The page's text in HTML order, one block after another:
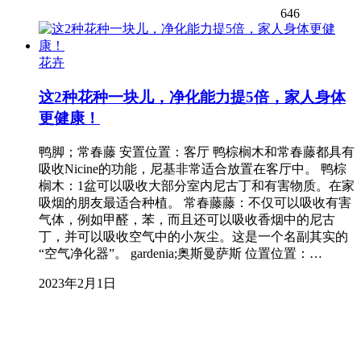
646
花卉
这2种花种一块儿，净化能力提5倍，家人身体
更健康！
鸭脚；常春藤 安置位置：客厅 鸭棕榈木和常春藤都具有
吸收Nicine的功能，尼基非常适合放置在客厅中。 鸭棕
榈木：1盆可以吸收大部分室内尼古丁和有害物质。在家
吸烟的朋友最适合种植。 常春藤藤：不仅可以吸收有害
气体，例如甲醛，苯，而且还可以吸收香烟中的尼古
丁，并可以吸收空气中的小灰尘。这是一个名副其实的
“空气净化器”。 gardenia;奥斯曼萨斯 位置位置：…
2023年2月1日